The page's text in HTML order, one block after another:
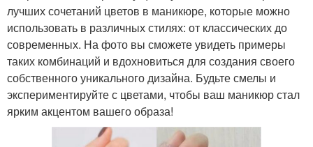
лучших сочетаний цветов в маникюре, которые можно
использовать в различных стилях: от классических до
современных. На фото вы сможете увидеть примеры
таких комбинаций и вдохновиться для создания своего
собственного уникального дизайна. Будьте смелы и
экспериментируйте с цветами, чтобы ваш маникюр стал
ярким акцентом вашего образа!